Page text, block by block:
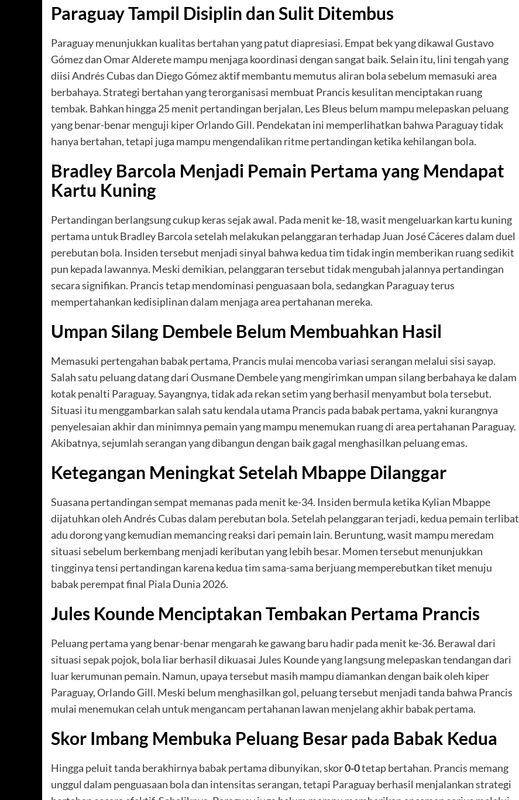
Paraguay Tampil Disiplin dan Sulit Ditembus
Paraguay menunjukkan kualitas bertahan yang patut diapresiasi. Empat bek yang dikawal Gustavo
Gómez dan Omar Alderete mampu menjaga koordinasi dengan sangat baik. Selain itu, lini tengah yang
diisi Andrés Cubas dan Diego Gómez aktif membantu memutus aliran bola sebelum memasuki area
berbahaya. Strategi bertahan yang terorganisasi membuat Prancis kesulitan menciptakan ruang
tembak. Bahkan hingga 25 menit pertandingan berjalan, Les Bleus belum mampu melepaskan peluang
yang benar-benar menguji kiper Orlando Gill. Pendekatan ini memperlihatkan bahwa Paraguay tidak
hanya bertahan, tetapi juga mampu mengendalikan ritme pertandingan ketika kehilangan bola.
Bradley Barcola Menjadi Pemain Pertama yang Mendapat
Kartu Kuning
Pertandingan berlangsung cukup keras sejak awal. Pada menit ke-18, wasit mengeluarkan kartu kuning
pertama untuk Bradley Barcola setelah melakukan pelanggaran terhadap Juan José Cáceres dalam duel
perebutan bola. Insiden tersebut menjadi sinyal bahwa kedua tim tidak ingin memberikan ruang sedikit
pun kepada lawannya. Meski demikian, pelanggaran tersebut tidak mengubah jalannya pertandingan
secara signifikan. Prancis tetap mendominasi penguasaan bola, sedangkan Paraguay terus
mempertahankan kedisiplinan dalam menjaga area pertahanan mereka.
Umpan Silang Dembele Belum Membuahkan Hasil
Memasuki pertengahan babak pertama, Prancis mulai mencoba variasi serangan melalui sisi sayap.
Salah satu peluang datang dari Ousmane Dembele yang mengirimkan umpan silang berbahaya ke dalam
kotak penalti Paraguay. Sayangnya, tidak ada rekan setim yang berhasil menyambut bola tersebut.
Situasi itu menggambarkan salah satu kendala utama Prancis pada babak pertama, yakni kurangnya
penyelesaian akhir dan minimnya pemain yang mampu menemukan ruang di area pertahanan Paraguay.
Akibatnya, sejumlah serangan yang dibangun dengan baik gagal menghasilkan peluang emas.
Ketegangan Meningkat Setelah Mbappe Dilanggar
Suasana pertandingan sempat memanas pada menit ke-34. Insiden bermula ketika Kylian Mbappe
dijatuhkan oleh Andrés Cubas dalam perebutan bola. Setelah pelanggaran terjadi, kedua pemain terlibat
adu dorong yang kemudian memancing reaksi dari pemain lain. Beruntung, wasit mampu meredam
situasi sebelum berkembang menjadi keributan yang lebih besar. Momen tersebut menunjukkan
tingginya tensi pertandingan karena kedua tim sama-sama berjuang memperebutkan tiket menuju
babak perempat final Piala Dunia 2026.
Jules Kounde Menciptakan Tembakan Pertama Prancis
Peluang pertama yang benar-benar mengarah ke gawang baru hadir pada menit ke-36. Berawal dari
situasi sepak pojok, bola liar berhasil dikuasai Jules Kounde yang langsung melepaskan tendangan dari
luar kerumunan pemain. Namun, upaya tersebut masih mampu diamankan dengan baik oleh kiper
Paraguay, Orlando Gill. Meski belum menghasilkan gol, peluang tersebut menjadi tanda bahwa Prancis
mulai menemukan celah untuk mengancam pertahanan lawan menjelang akhir babak pertama.
Skor Imbang Membuka Peluang Besar pada Babak Kedua
Hingga peluit tanda berakhirnya babak pertama dibunyikan, skor0-0tetap bertahan. Prancis memang
unggul dalam penguasaan bola dan intensitas serangan, tetapi Paraguay berhasil menjalankan strategi